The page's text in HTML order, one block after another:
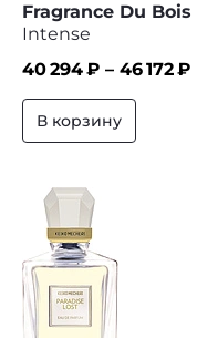
Fragrance Du Bois
Intense
40 294₽ – 46 172₽
В корзину